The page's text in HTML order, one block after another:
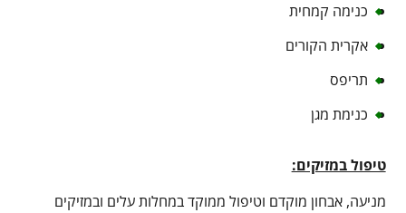
כנימה קמחית
אקרית הקורים
תריפס
כנימת מגן
טיפול במזיקים:
מניעה, אבחון מוקדם וטיפול ממוקד במחלות עלים ובמזיקים